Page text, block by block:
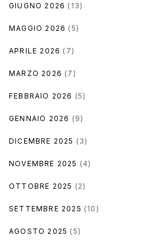
GIUGNO 2026 (13)
MAGGIO 2026 (5)
APRILE 2026 (7)
MARZO 2026 (7)
FEBBRAIO 2026 (5)
GENNAIO 2026 (9)
DICEMBRE 2025 (3)
NOVEMBRE 2025 (4)
OTTOBRE 2025 (2)
SETTEMBRE 2025 (10)
AGOSTO 2025 (5)